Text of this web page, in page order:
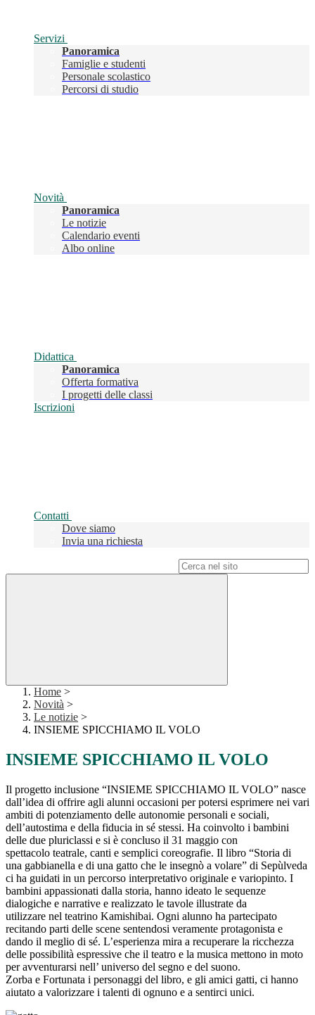
Servizi
Panoramica
Famiglie e studenti
Personale scolastico
Percorsi di studio
Novità
Panoramica
Le notizie
Calendario eventi
Albo online
Didattica
Panoramica
Offerta formativa
I progetti delle classi
Iscrizioni
Contatti
Dove siamo
Invia una richiesta
Home >
Novità >
Le notizie >
INSIEME SPICCHIAMO IL VOLO
INSIEME SPICCHIAMO IL VOLO
Il progetto inclusione “INSIEME SPICCHIAMO IL VOLO” nasce
dall’idea di offrire agli alunni occasioni per potersi esprimere nei vari
ambiti di potenziamento delle autonomie personali e sociali,
dell’autostima e della fiducia in sé stessi. Ha coinvolto i bambini
delle due pluriclassi e si è concluso il 31 maggio con
spettacolo teatrale, canti e semplici coreografie. Il libro “Storia di
una gabbianella e di una gatto che le insegnò a volare” di Sepùlveda
ci ha guidati in un percorso interpretativo originale e variopinto. I
bambini appassionati dalla storia, hanno ideato le sequenze
dialogiche e narrative e realizzato le tavole illustrate da
utilizzare nel teatrino Kamishibai. Ogni alunno ha partecipato
recitando parti delle scene sentendosi veramente protagonista e
dando il meglio di sé. L’esperienza mira a recuperare la ricchezza
delle possibilità espressive che il teatro e la musica mettono in moto
per avventurarsi nell’ universo del segno e del suono.
Zorba e Fortunata i personaggi del libro, e gli amici gatti, ci hanno
aiutato a valorizzare i talenti di ognuno e a sentirci unici.